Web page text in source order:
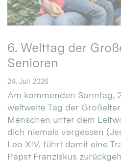
6. Welttag der
Senioren
24. Juli 2026
Am kommenden Sonntag,
weltweite Tag der
Menschen unter dem
dich niemals vergessen
Leo XIV. führt damit eine
Papst Franziskus